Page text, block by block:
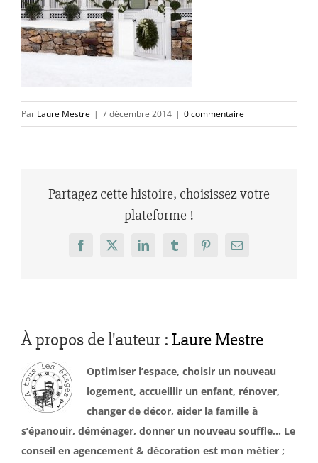
Par Laure Mestre | 7 décembre 2014 | 0 commentaire
Partagez cette histoire, choisissez votre
plateforme !
Facebook
X LinkedInTumblrPinterestEmail
À propos de l'auteur : Laure Mestre
Optimiser l’espace, choisir un nouveau
logement, accueillir un enfant, rénover,
changer de décor, aider la famille à
s’épanouir, déménager, donner un nouveau souffle… Le
conseil en agencement & décoration est mon métier ;